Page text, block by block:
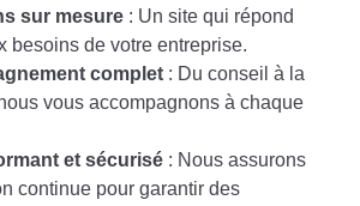
sur mesure : Un site qui répond
besoins de votre entreprise.
complet : Du conseil à la
vous accompagnons à chaque
et sécurisé : Nous assurons
continue pour garantir des